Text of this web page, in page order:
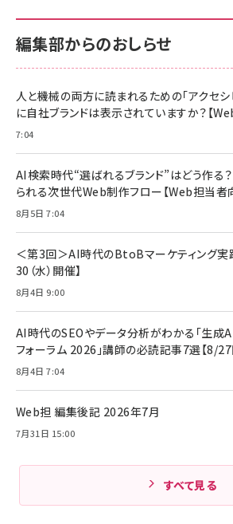
編集部からのおしらせ
人と機械の両方に読まれるための「アクセシ
に自社ブランドは表示されていますか？【
7:04
AI検索時代“選ばれるブランド”はどう作る
られる次世代Web制作フロー【Web担当者
8月5日 7:04
＜第3回＞AI時代のBtoBマーケティング実践
30（水）開催】
8月4日 9:00
AI時代のSEOやデータ分析がわかる「生成
フォーラム 2026」講師の必読記事7選【8/27
8月4日 7:04
Web担 編集後記 2026年7月
7月31日 15:00
すべて見る